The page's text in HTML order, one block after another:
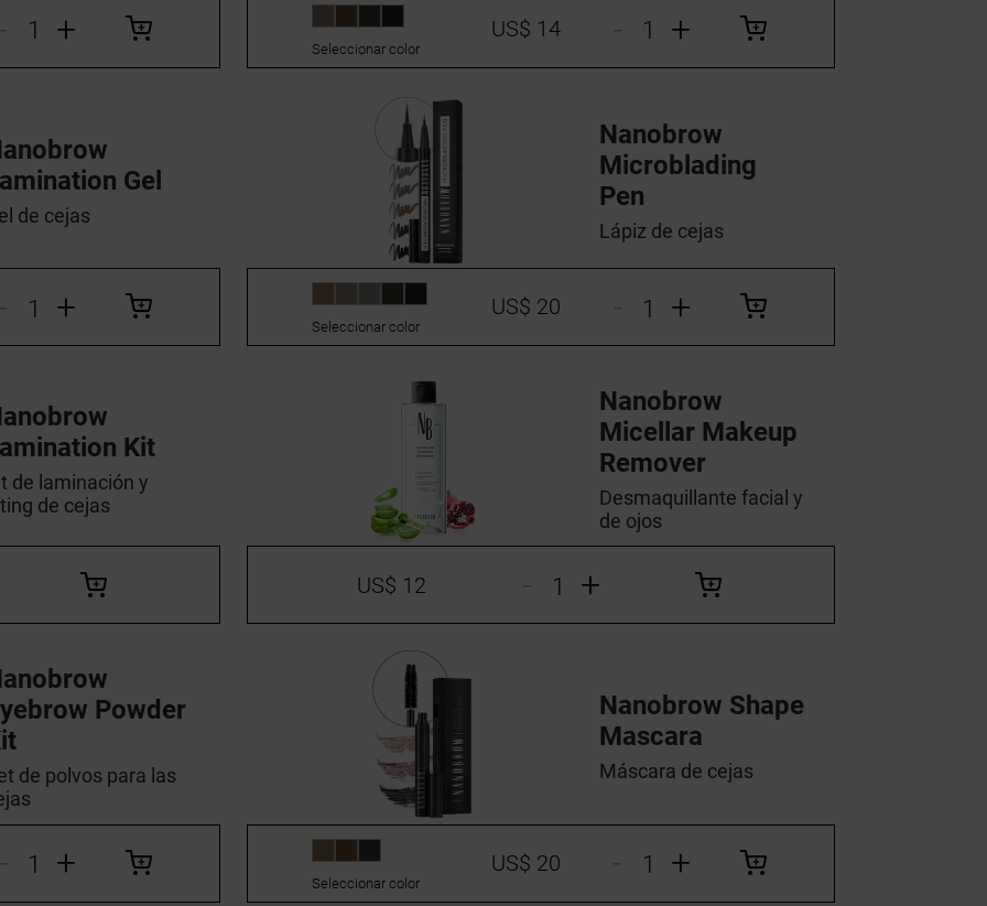
+ Seleccionar color
US$ 14 +
Gel
de cejas
+
Nanobrow
Microblading
Pen
Lápiz de cejas
Seleccionar color
US$ 20 +
Kit
de laminación y
de cejas
Nanobrow
Micellar Makeup
Remover
Desmaquillante facial y
de ojos
US$ 12 +
Powder
de polvos para las
+
Nanobrow Shape
Mascara
Máscara de cejas
Seleccionar color
US$ 20 +